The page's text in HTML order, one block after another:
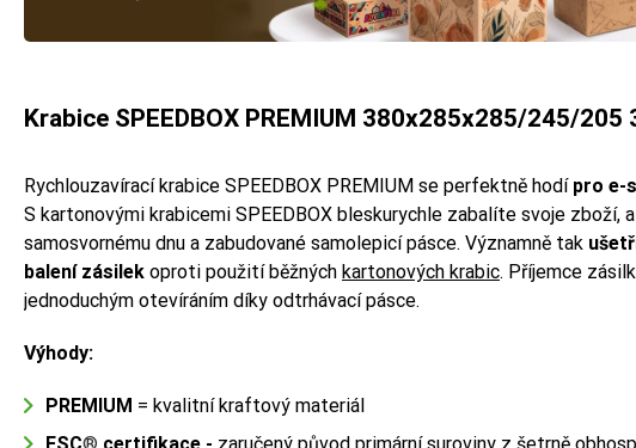
Krabice SPEEDBOX PREMIUM 380x285x285/245/205
Rychlouzavírací krabice SPEEDBOX PREMIUM se perfektně hodí pro e-
S kartonovými krabicemi SPEEDBOX bleskurychle zabalíte svoje zboží,
samosvornému dnu a zabudované samolepicí pásce. Významně tak
balení zásilek oproti použití běžných kartonových krabic. Příjemce
jednoduchým otevíráním díky odtrhávací pásce.
Výhody:
PREMIUM = kvalitní kraftový materiál